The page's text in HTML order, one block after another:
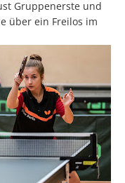
Gruppenerste und
über ein Freilos im